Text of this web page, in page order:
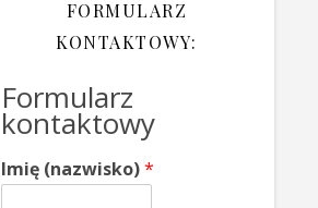
FORMULARZ
KONTAKTOWY:
Formularz
kontaktowy
Imię (nazwisko)*